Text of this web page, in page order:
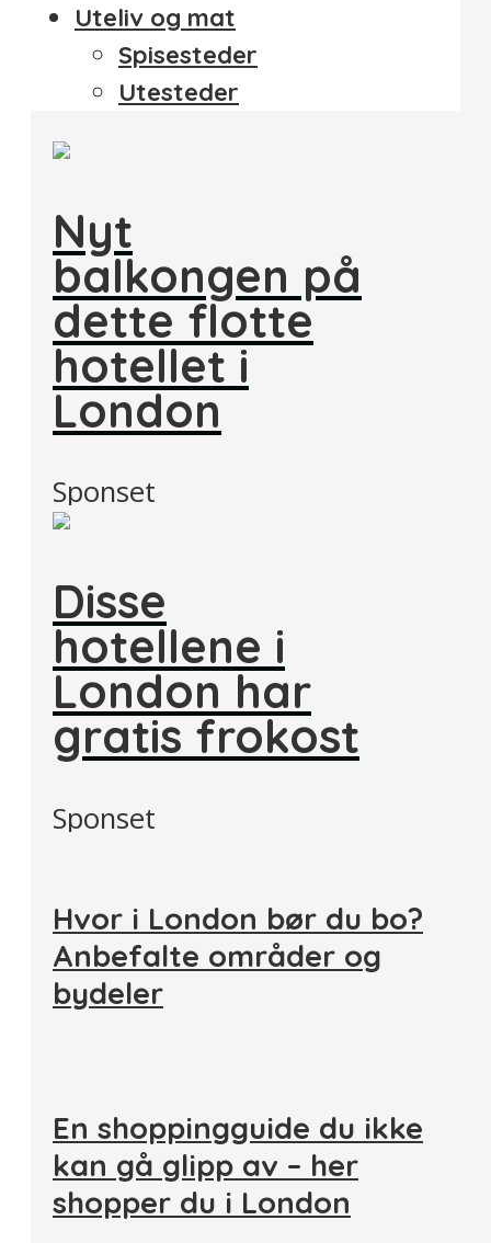
Uteliv og mat
Spisesteder
Utesteder
Nyt
balkongen på
dette flotte
hotellet i
London
Sponset
Disse
hotellene i
London har
gratis frokost
Sponset
Hvor i London bør du bo?
Anbefalte områder og
bydeler
En shoppingguide du ikke
kan gå glipp av – her
shopper du i London